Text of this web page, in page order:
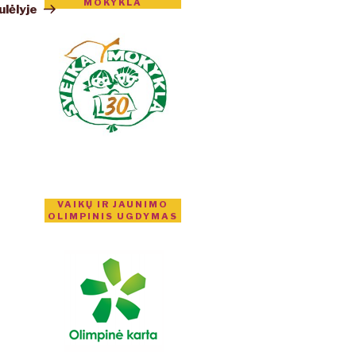
įrašas
MOKYKLA
VAIKŲ IR JAUNIMO
OLIMPINIS UGDYMAS